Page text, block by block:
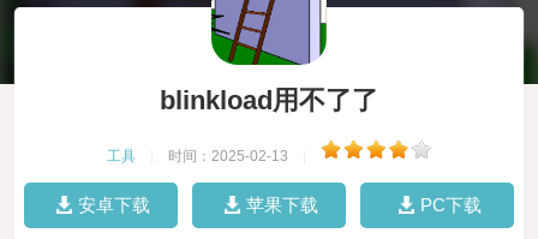
blinkload用不了了
工具 时间：2025-02-13
安卓下载 苹果下载 PC下载